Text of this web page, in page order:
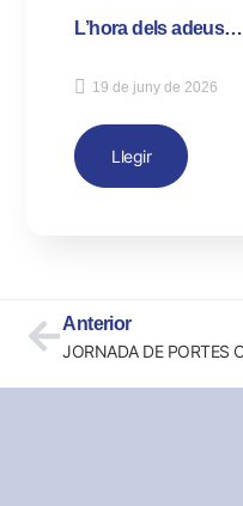
L’hora dels adeus…
19 de juny de 2026
Llegir
Anterior